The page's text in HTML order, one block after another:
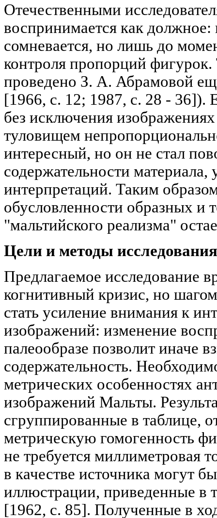
Отечественными
воспринимается как должное:
сомневается, но лишь до
контроля пропорций
проведено З. А. Абрамовой
[1966, с. 12; 1987, с. 28 - 36]).
без исключения
туловищем
интересный, но он не стал
содержательности материала,
интерпретаций. Таким
обусловленности образных и
"мальтийского реализма"
Цели и методы исследования
Предлагаемое исследование
когнитивный кризис, но
стать усиление внимания к
изображений: изменение
палеообразе позволит иначе
содержательность.
метрических особенностях
изображений Мальты.
сгруппированные в таблице,
метрическую гомогенность
не требуется миллиметровая
в качестве источника могут
иллюстрации, приведенные в
[1962, с. 85]. Полученные в